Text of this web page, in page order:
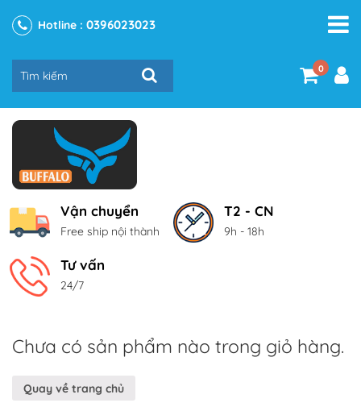
Hotline : 0396023023
0
Vận chuyển
Free ship nội thành
T2 - CN
9h - 18h
Tư vấn
24/7
Chưa có sản phẩm nào trong giỏ hàng.
Quay về trang chủ